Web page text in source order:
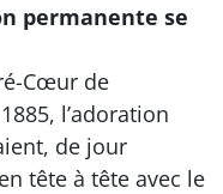
permanente se
Cœur de
l’adoration
de jour
tête à tête avec le